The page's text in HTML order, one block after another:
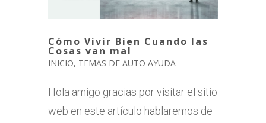
Cómo Vivir Bien Cuando las
Cosas van mal
INICIO, TEMAS DE AUTO AYUDA
Hola amigo gracias por visitar el sitio
web en este artículo hablaremos de